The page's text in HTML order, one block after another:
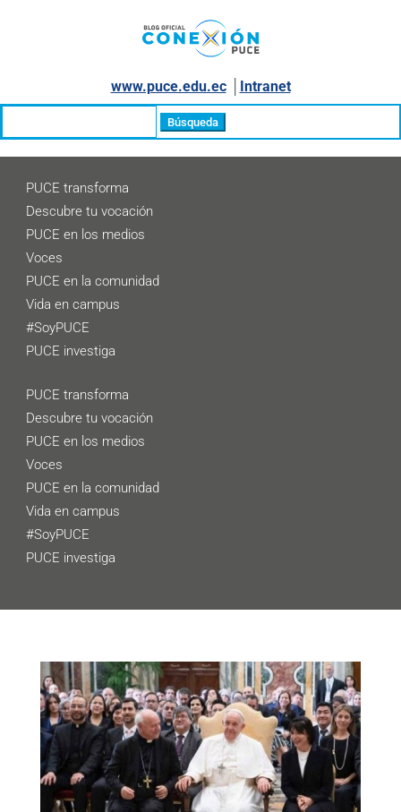
www.puce.edu.ec│ Intranet
PUCE transforma
Descubre tu vocación
PUCE en los medios
Voces
PUCE en la comunidad
Vida en campus
#SoyPUCE
PUCE investiga
PUCE transforma
Descubre tu vocación
PUCE en los medios
Voces
PUCE en la comunidad
Vida en campus
#SoyPUCE
PUCE investiga